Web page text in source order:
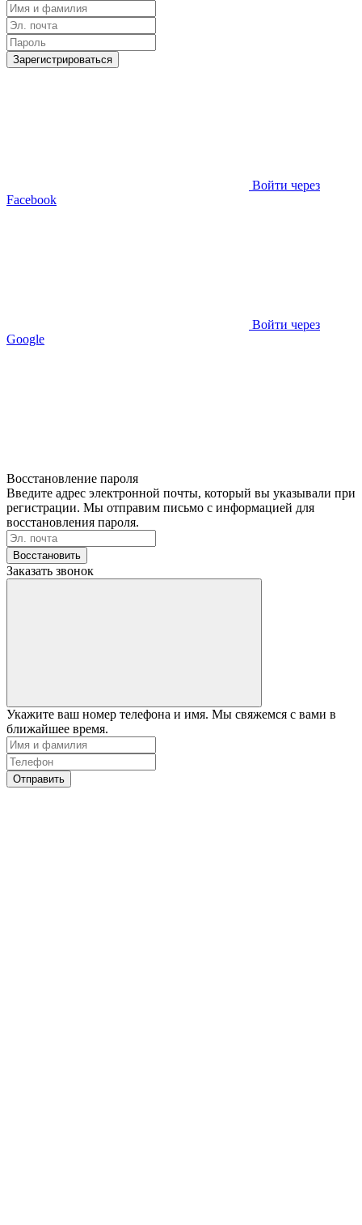
Зарегистрироваться
Войти через
Facebook
Войти через
Google
Восстановление пароля
Введите адрес электронной почты, который вы указывали при
регистрации. Мы отправим письмо с информацией для
восстановления пароля.
Восстановить
Заказать звонок
Укажите ваш номер телефона и имя. Мы свяжемся с вами в
ближайшее время.
Отправить